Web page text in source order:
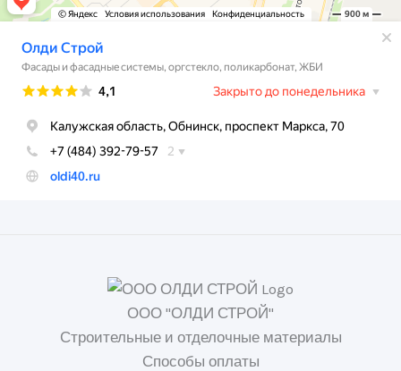
ООО "ОЛДИ СТРОЙ"
Строительные и отделочные материалы
Способы оплаты